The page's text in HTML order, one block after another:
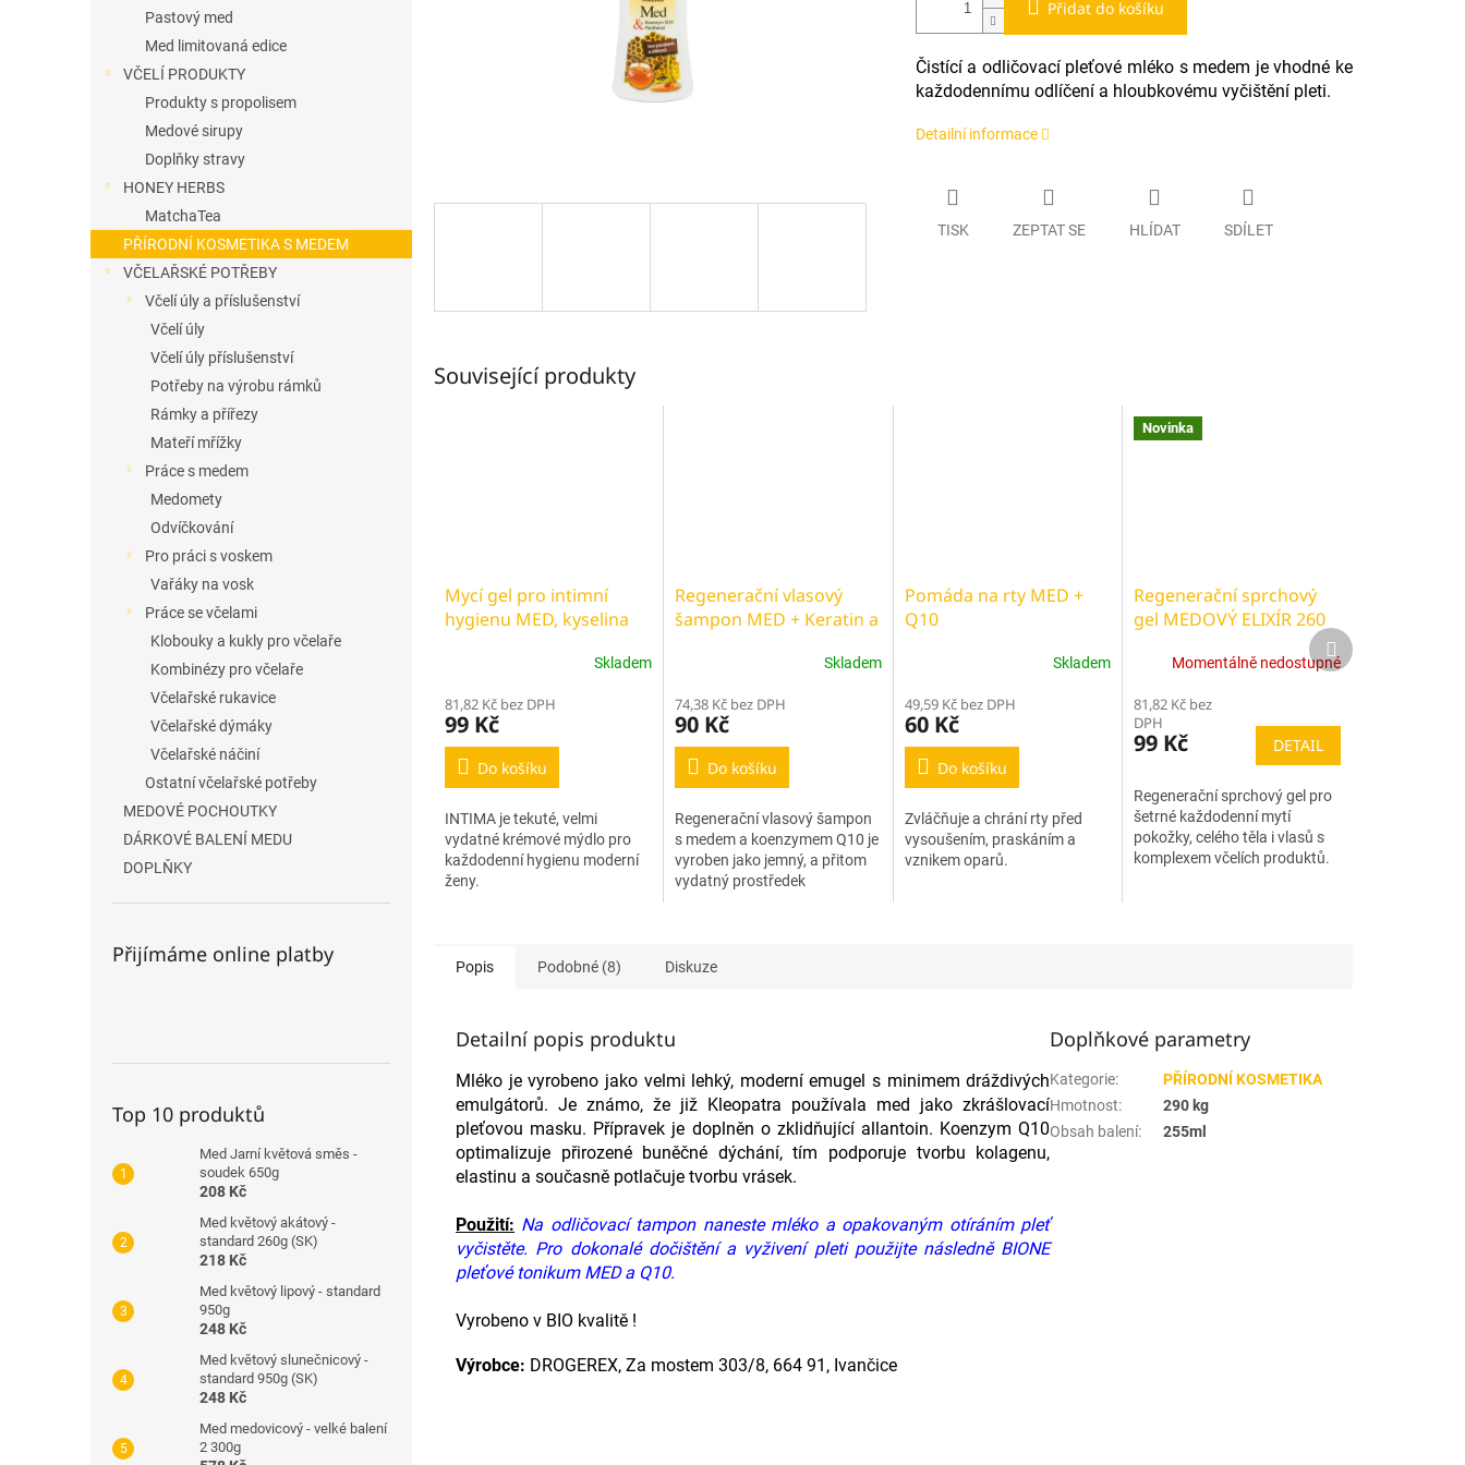
Pastový med
Med limitovaná edice
VČELÍ PRODUKTY
Produkty s propolisem
Medové sirupy
Doplňky stravy
HONEY HERBS
MatchaTea
PŘÍRODNÍ KOSMETIKA S MEDEM
VČELAŘSKÉ POTŘEBY
Včelí úly a příslušenství
Včelí úly
Včelí úly příslušenství
Potřeby na výrobu rámků
Rámky a přířezy
Mateří mřížky
Práce s medem
Medomety
Odvíčkování
Pro práci s voskem
Vařáky na vosk
Práce se včelami
Klobouky a kukly pro včelaře
Kombinézy pro včelaře
Včelařské rukavice
Včelařské dýmáky
Včelařské náčiní
Ostatní včelařské potřeby
MEDOVÉ POCHOUTKY
DÁRKOVÉ BALENÍ MEDU
DOPLŇKY
Přijímáme online platby
Top 10 produktů
Med Jarní květová směs -
soudek 650g
208 Kč
Med květový akátový -
standard 260g (SK)
218 Kč
Med květový lipový - standard
950g
248 Kč
Med květový slunečnicový -
standard 950g (SK)
248 Kč
Med medovicový - velké balení
2 300g
Přidat do košíku
Čistící a odličovací pleťové mléko s medem je vhodné ke
každodennímu odlíčení a hloubkovému vyčištění pleti.
Detailní informace
TISK ZEPTAT SE HLÍDAT SDÍLET
Související produkty
Mycí gel pro intimní
hygienu MED, kyselina
Skladem
81,82 Kč bez DPH
99 Kč
Do košíku
INTIMA je tekuté, velmi
vydatné krémové mýdlo pro
každodenní hygienu moderní
ženy.
Regenerační vlasový
šampon MED + Keratin a
Skladem
74,38 Kč bez DPH
90 Kč
Do košíku
Regenerační vlasový šampon
s medem a koenzymem Q10 je
vyroben jako jemný, a přitom
vydatný prostředek
Pomáda na rty MED +
Q10
Skladem
49,59 Kč bez DPH
60 Kč
Do košíku
Zvláčňuje a chrání rty před
vysoušením, praskáním a
vznikem oparů.
Novinka
Regenerační sprchový
gel MEDOVÝ ELIXÍR 260
Momentálně nedostupné
81,82 Kč bez
DPH
99 Kč DETAIL
Regenerační sprchový gel pro
šetrné každodenní mytí
pokožky, celého těla i vlasů s
komplexem včelích produktů.
Další
produkt
Popis Podobné (8) Diskuze
Detailní popis produktu
Mléko je vyrobeno jako velmi lehký, moderní emugel s minimem dráždivých
emulgátorů. Je známo, že již Kleopatra používala med jako zkrášlovací
pleťovou masku. Přípravek je doplněn o zklidňující allantoin. Koenzym Q10
optimalizuje přirozené buněčné dýchání, tím podporuje tvorbu kolagenu,
elastinu a současně potlačuje tvorbu vrásek.
Použití: Na odličovací tampon naneste mléko a opakovaným otíráním pleť
vyčistěte. Pro dokonalé dočištění a vyživení pleti použijte následně BIONE
pleťové tonikum MED a Q10.
Vyrobeno v BIO kvalitě !
Výrobce: DROGEREX, Za mostem 303/8, 664 91, Ivančice
Doplňkové parametry
Kategorie:
PŘÍRODNÍ KOSMETIKA
Hmotnost:
290 kg
Obsah balení: 255ml